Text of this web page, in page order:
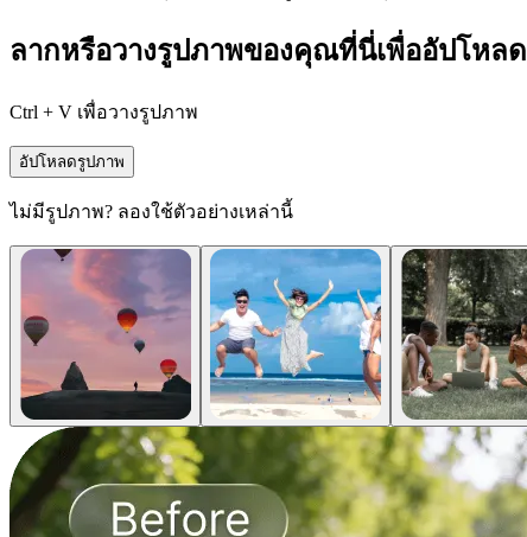
ลากหรือวางรูปภาพของคุณที่นี่เพื่ออัปโหลด
Ctrl + V เพื่อวางรูปภาพ
อัปโหลดรูปภาพ
ไม่มีรูปภาพ? ลองใช้ตัวอย่างเหล่านี้